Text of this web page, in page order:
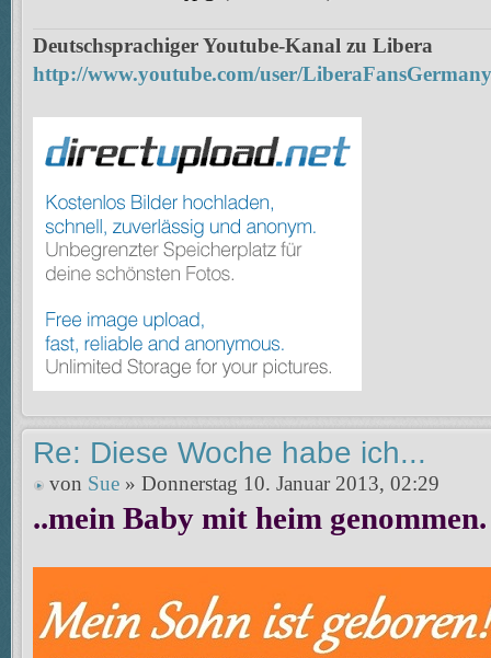
Deutschsprachiger Youtube-Kanal zu Libera
http://www.youtube.com/user/LiberaFansGermany
Re: Diese Woche habe ich...
von Sue » Donnerstag 10. Januar 2013, 02:29
..mein Baby mit heim genommen.